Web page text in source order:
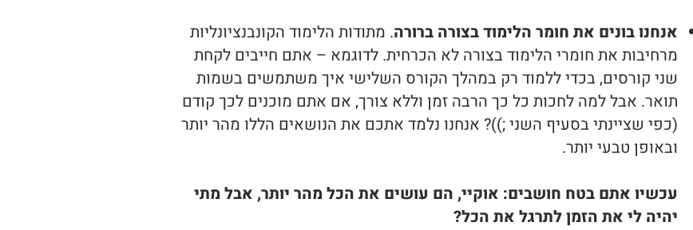
אנחנו בונים את חומר הלימוד בצורה ברורה. מתודות הלימוד הקונבנציונליות
מרחיבות את חומרי הלימוד בצורה לא הכרחית. לדוגמא – אתם חייבים לקחת
שני קורסים, בכדי ללמוד רק במהלך הקורס השלישי איך משתמשים בשמות
תואר. אבל למה לחכות כל כך הרבה זמן וללא צורך, אם אתם מוכנים לכך קודם
(כפי שציינתי בסעיף השני ;))? אנחנו נלמד אתכם את הנושאים הללו מהר יותר
ובאופן טבעי יותר.
עכשיו אתם בטח חושבים: אוקיי, הם עושים את הכל מהר יותר, אבל מתי
יהיה לי את הזמן לתרגל את הכל?